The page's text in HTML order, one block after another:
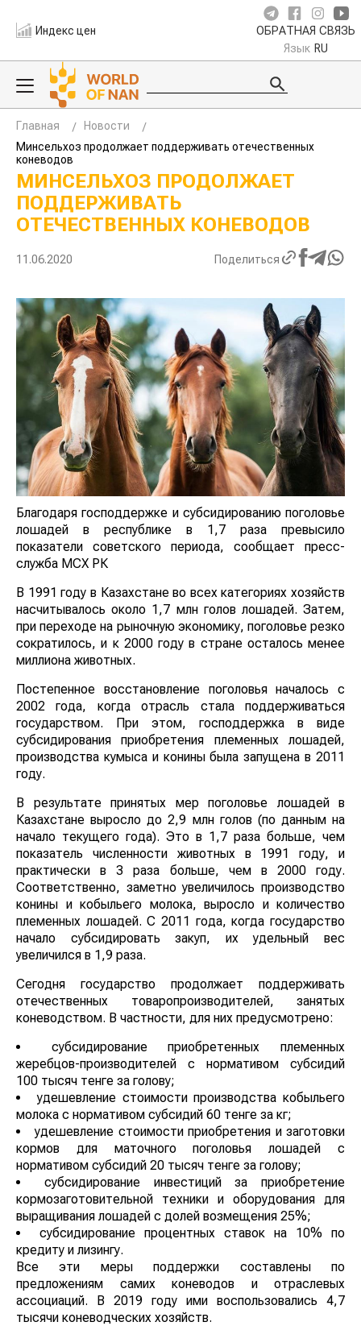
Индекс цен ОБРАТНАЯ СВЯЗЬ
Язык RU
Главная
Новости
Минсельхоз продолжает поддерживать отечественных
коневодов
МИНСЕЛЬХОЗ ПРОДОЛЖАЕТ
ПОДДЕРЖИВАТЬ
ОТЕЧЕСТВЕННЫХ КОНЕВОДОВ
11.06.2020 Поделиться
Благодаря господдержке и субсидированию поголовье
лошадей в республике в 1,7 раза превысило
показатели советского периода, сообщает пресс-
служба МСХ РК
В 1991 году в Казахстане во всех категориях хозяйств
насчитывалось около 1,7 млн голов лошадей. Затем,
при переходе на рыночную экономику, поголовье резко
сократилось, и к 2000 году в стране осталось менее
миллиона животных.
Постепенное восстановление поголовья началось с
2002 года, когда отрасль стала поддерживаться
государством. При этом, господдержка в виде
субсидирования приобретения племенных лошадей,
производства кумыса и конины была запущена в 2011
году.
В результате принятых мер поголовье лошадей в
Казахстане выросло до 2,9 млн голов (по данным на
начало текущего года). Это в 1,7 раза больше, чем
показатель численности животных в 1991 году, и
практически в 3 раза больше, чем в 2000 году.
Соответственно, заметно увеличилось производство
конины и кобыльего молока, выросло и количество
племенных лошадей. С 2011 года, когда государство
начало субсидировать закуп, их удельный вес
увеличился в 1,9 раза.
Сегодня государство продолжает поддерживать
отечественных товаропроизводителей, занятых
коневодством. В частности, для них предусмотрено:
субсидирование приобретенных племенных
жеребцов-производителей с нормативом субсидий
100 тысяч тенге за голову;
удешевление стоимости производства кобыльего
молока с нормативом субсидий 60 тенге за кг;
удешевление стоимости приобретения и заготовки
кормов для маточного поголовья лошадей с
нормативом субсидий 20 тысяч тенге за голову;
субсидирование инвестиций за приобретение
кормозаготовительной техники и оборудования для
выращивания лошадей с долей возмещения 25%;
субсидирование процентных ставок на 10% по
кредиту и лизингу.
Все эти меры поддержки составлены по
предложениям самих коневодов и отраслевых
ассоциаций. В 2019 году ими воспользовались 4,7
тысячи коневодческих хозяйств.